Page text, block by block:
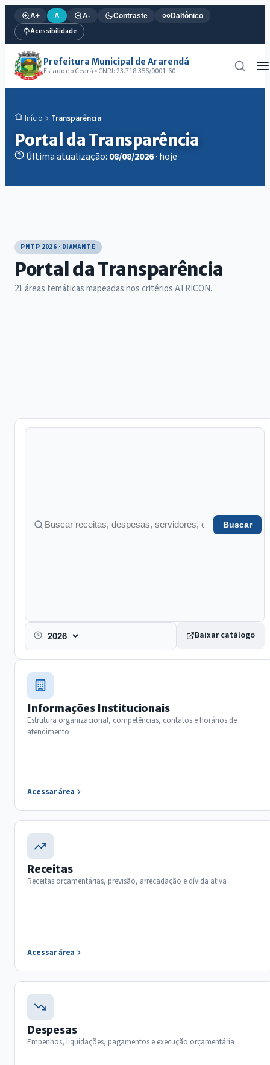
A+ A A- Contraste Daltônico
Acessibilidade
Prefeitura Municipal de Ararendá
Estado do Ceará • CNPJ: 23.718.356/0001-60
Início Transparência
Portal da Transparência
Última atualização: 08/08/2026· hoje
PNTP 2026 · DIAMANTE
Portal da Transparência
21 áreas temáticas mapeadas nos critérios ATRICON.
Buscar em transparência Buscar
Exercicio
Baixar catálogo
21 áreas no total
Informações Institucionais
Estrutura organizacional, competências, contatos e horários de
atendimento
Acessar área
Receitas
Receitas orçamentárias, previsão, arrecadação e dívida ativa
Acessar área
Despesas
Empenhos, liquidações, pagamentos e execução orçamentária